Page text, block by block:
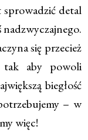
sprowadzić detal
się przecież
tak aby powoli
biegłość
– w
więc!